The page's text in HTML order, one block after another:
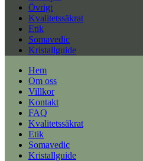
Övrigt
Kvalitetssäkrat
Etik
Somavedic
Kristallguide
Hem
Om oss
Villkor
Kontakt
FAQ
Kvalitetssäkrat
Etik
Somavedic
Kristallguide